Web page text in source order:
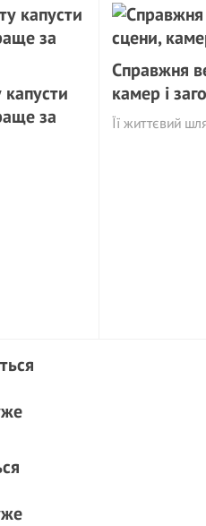
за
Справжня
камер і
Її життєвий